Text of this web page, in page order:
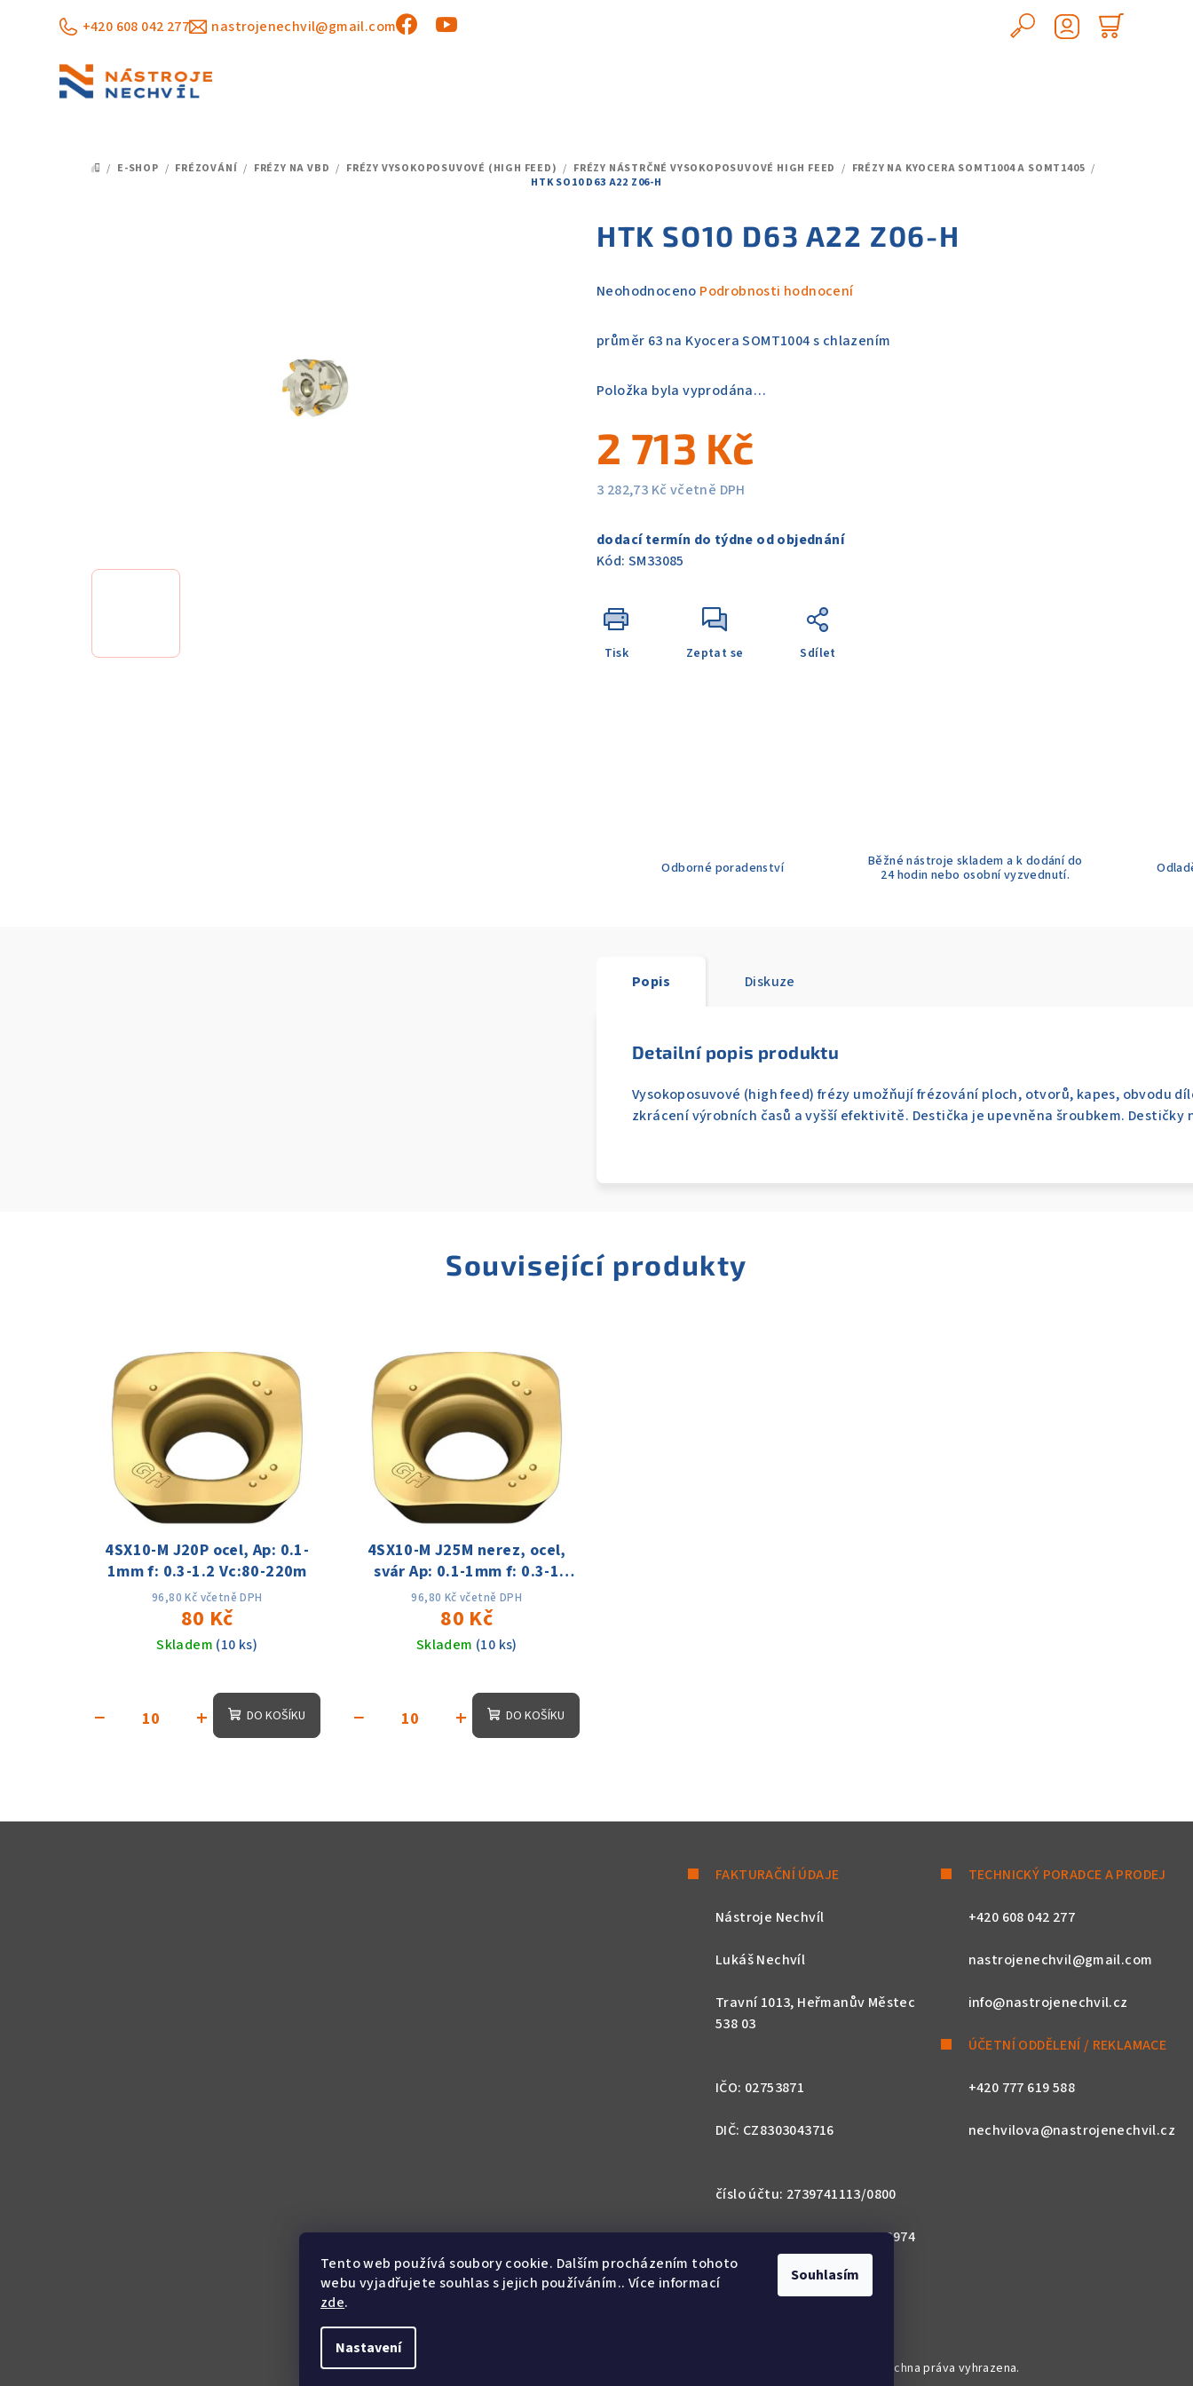
Tento web používá soubory cookie. Dalším procházením tohoto
webu vyjadřujete souhlas s jejich používáním.. Více informací
zde.
Nastavení
Souhlasím
+420 608 042 277 nastrojenechvil@gmail.com
Hledat
DOMŮ
/ E-SHOP / FRÉZOVÁNÍ / FRÉZY NA VBD / FRÉZY VYSOKOPOSUVOVÉ (HIGH FEED) / FRÉZY NÁSTRČNÉ VYSOKOPOSUVOVÉ HIGH FEED / FRÉZY NA KYOCERA SOMT1004 A SOMT1405 /
HTK SO10 D63 A22 Z06-H
HTK SO10 D63 A22 Z06-H
Průměrné
produktu
je
z
hvězdiček.
Neohodnoceno Podrobnosti hodnocení
průměr 63 na Kyocera SOMT1004 s chlazením
Položka byla vyprodána…
2 713 Kč
3 282,73 Kč včetně DPH
cena:
dodací termín do týdne od objednání
Kód: SM33085
Tisk Zeptat se Sdílet
Odborné poradenství
Běžné nástroje skladem a k dodání do
24 hodin nebo osobní vyzvednutí.
Popis Diskuze
Detailní popis produktu
Vysokoposuvové (high feed) frézy umožňují frézování ploch, otvorů, kapes, obvodu
zkrácení výrobních časů a vyšší efektivitě. Destička je upevněna šroubkem.
Související produkty
4SX10-M J20P ocel, Ap: 0.1-
1mm f: 0.3-1.2 Vc:80-220m
96,80 Kč včetně DPH
80 Kč
Skladem (10 ks)
+
− DO KOŠÍKU
4SX10-M J25M nerez, ocel,
svár Ap: 0.1-1mm f: 0.3-1
Vc:80-160m
96,80 Kč včetně DPH
80 Kč
Skladem (10 ks)
+
− DO KOŠÍKU
FAKTURAČNÍ ÚDAJE
Nástroje Nechvíl
Lukáš Nechvíl
Travní 1013, Heřmanův Městec
538 03
IČO: 02753871
DIČ: CZ8303043716
číslo účtu: 2739741113/0800
IBAN: CZ57 0800 0000 0027 3974
1113
SWIFT: GIBACZPX
TECHNICKÝ PORADCE A PRODEJ
+420 608 042 277
nastrojenechvil@gmail.com
info@nastrojenechvil.cz
ÚČETNÍ ODDĚLENÍ / REKLAMACE
+420 777 619 588
nechvilova@nastrojenechvil.cz
. Všechna práva vyhrazena.